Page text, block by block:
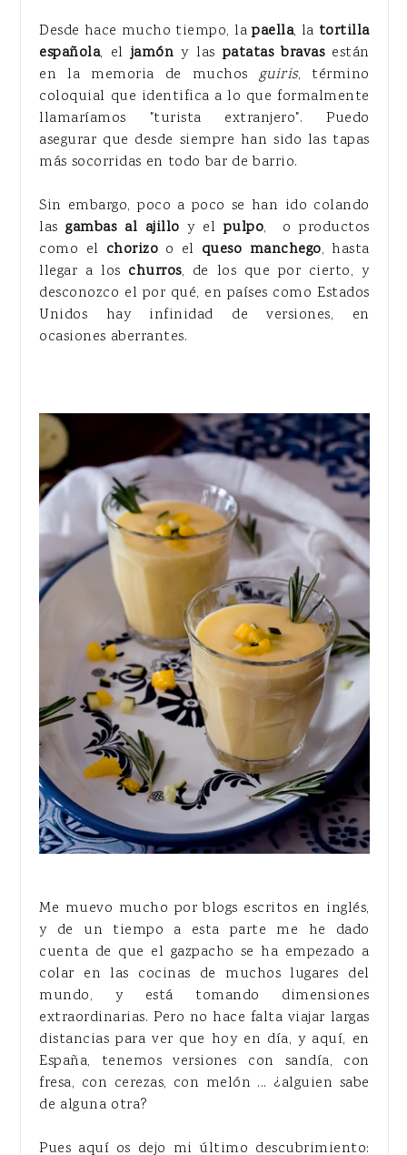
Desde hace mucho tiempo, lapaella, la tortilla
española, eljamón y laspatatas bravasestán
en la memoria de muchos guiris, término
coloquial que identifica a lo que formalmente
llamaríamos "turista extranjero". Puedo
asegurar que desde siempre han sido las tapas
más socorridas en todo bar de barrio.
Sin embargo, poco a poco se han ido colando
lasgambas al ajilloy elpulpo, o productos
como el chorizo o el queso manchego, hasta
llegar a los churros, de los que por cierto, y
desconozco el por qué, en países como Estados
Unidos hay infinidad de versiones, en
ocasiones aberrantes.
Me muevo mucho por blogs escritos en inglés,
y de un tiempo a esta parte me he dado
cuenta de que el gazpacho se ha empezado a
colar en las cocinas de muchos lugares del
mundo, y está tomando dimensiones
extraordinarias. Pero no hace falta viajar largas
distancias para ver que hoy en día, y aquí, en
España, tenemos versiones con sandía, con
fresa, con cerezas, con melón ... ¿alguien sabe
de alguna otra?
Pues aquí os dejo mi último descubrimiento: